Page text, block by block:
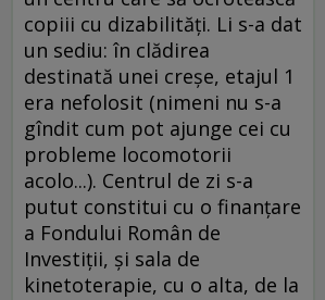
copiii cu dizabilităţi. Li s-a dat
un sediu: în clădirea
destinată unei creşe, etajul 1
era nefolosit (nimeni nu s-a
gîndit cum pot ajunge cei cu
probleme locomotorii
acolo...). Centrul de zi s-a
putut constitui cu o finanţare
a Fondului Român de
Investiţii, şi sala de
kinetoterapie, cu o alta, de la